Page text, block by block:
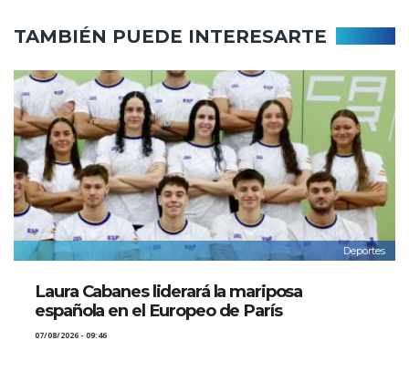
TAMBIÉN PUEDE INTERESARTE
Deportes
Laura Cabanes liderará la mariposa
española en el Europeo de París
07/08/2026 - 09:46